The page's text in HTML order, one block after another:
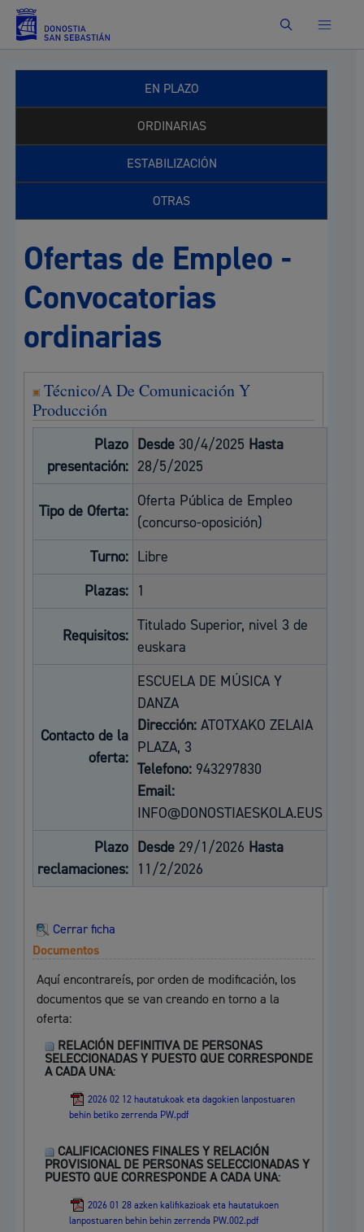
Buscar
EN PLAZO
ORDINARIAS
ESTABILIZACIÓN
OTRAS
Ofertas de Empleo -
Convocatorias
ordinarias
Técnico/A De Comunicación Y
Producción
Plazo
presentación:
Desde 30/4/2025 Hasta
28/5/2025
Tipo de Oferta:
Oferta Pública de Empleo
(concurso-oposición)
Turno: Libre
Plazas: 1
Requisitos:
Titulado Superior, nivel 3 de
euskara
Contacto de la
oferta:
ESCUELA DE MÚSICA Y
DANZA
Dirección: ATOTXAKO ZELAIA
PLAZA, 3
Telefono: 943297830
Email:
INFO@DONOSTIAESKOLA.EUS
Plazo
reclamaciones:
Desde 29/1/2026 Hasta
11/2/2026
Cerrar ficha
Documentos
Aquí encontrareís, por orden de modificación, los
documentos que se van creando en torno a la
oferta:
RELACIÓN DEFINITIVA DE PERSONAS
SELECCIONADAS Y PUESTO QUE CORRESPONDE
A CADA UNA:
2026 02 12 hautatukoak eta dagokien lanpostuaren
behin betiko zerrenda PW.pdf
CALIFICACIONES FINALES Y RELACIÓN
PROVISIONAL DE PERSONAS SELECCIONADAS Y
PUESTO QUE CORRESPONDE A CADA UNA:
2026 01 28 azken kalifikazioak eta hautatukoen
lanpostuaren behin behin zerrenda PW.002.pdf